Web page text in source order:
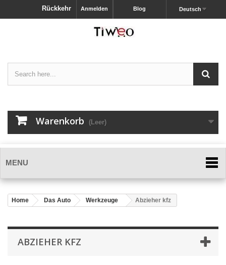
Deutsch
Blog
Anmelden
Rückkehr
Warenkorb (Leer)
MENU
Home Das Auto Werkzeuge Abzieher kfz
ABZIEHER KFZ